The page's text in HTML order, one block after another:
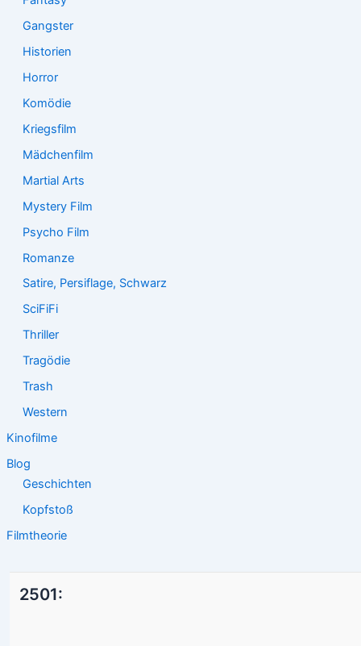
Gangster
Historien
Horror
Komödie
Kriegsfilm
Mädchenfilm
Martial Arts
Mystery Film
Psycho Film
Romanze
Satire, Persiflage, Schwarz
SciFiFi
Thriller
Tragödie
Trash
Western
Kinofilme
Blog
Geschichten
Kopfstoß
Filmtheorie
2501: